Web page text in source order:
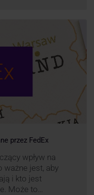
KurJerzy.pl
przez FedEx
wpływ na
ważne jest, aby
i kto jest
Może to